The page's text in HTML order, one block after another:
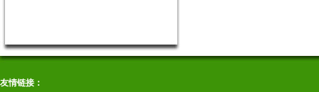
友情链接：